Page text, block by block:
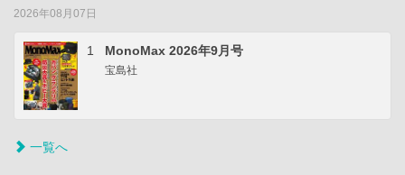
2026年08月07日
1 MonoMax 2026年9月号
宝島社
一覧へ